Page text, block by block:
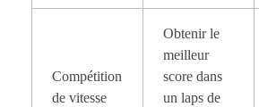
Compétition
de vitesse
Obtenir le
meilleur
score dans
un laps de